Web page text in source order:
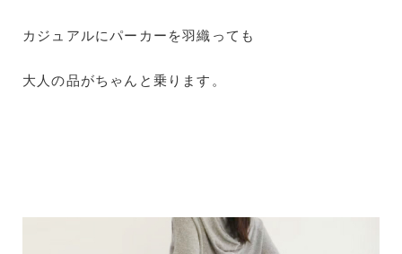
カジュアルにパーカーを羽織っても
大人の品がちゃんと乗ります。